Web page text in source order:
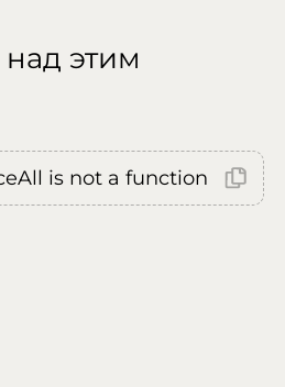
этим
is not a function